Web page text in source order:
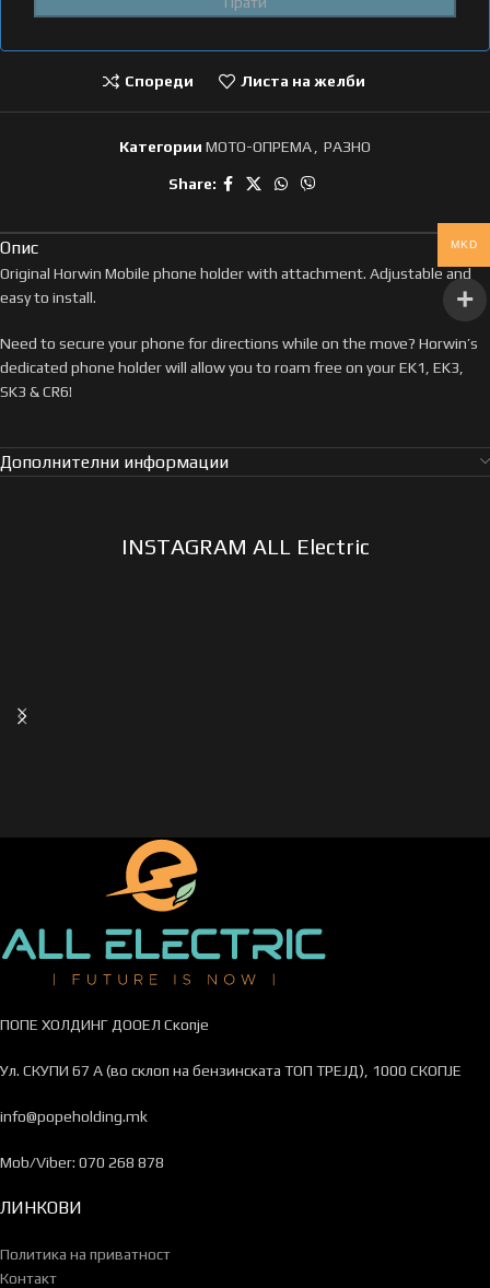
Спореди Листа на желби
Категории МОТО-ОПРЕМА РАЗНО
Share:
Опис
Original Horwin Mobile phone holder with attachment. Adjustable and
easy to install.
Need to secure your phone for directions while on the move? Horwin’s
dedicated phone holder will allow you to roam free on your EK1, EK3,
SK3 & CR6!
Дополнителни информации
INSTAGRAM ALL Electric
ПОПЕ ХОЛДИНГ ДООЕЛ Скопје
Ул. СКУПИ 67 А (во склоп на бензинската ТОП ТРЕЈД), 1000 СКОПЈЕ
info@popeholding.mk
Mob/Viber: 070 268 878
ЛИНКОВИ
Политика на приватност
Контакт
MKD